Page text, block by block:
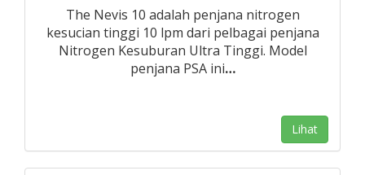
The Nevis 10 adalah penjana nitrogen
kesucian tinggi 10 lpm dari pelbagai penjana
Nitrogen Kesuburan Ultra Tinggi. Model
penjana PSA ini…
Lihat